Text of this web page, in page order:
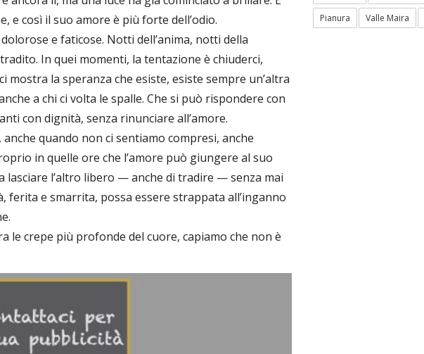
e così il suo amore è più forte dell’odio.
e faticose. Notti dell’anima, notti della
In quei momenti, la tentazione è chiuderci,
la speranza che esiste, esiste sempre un’altra
a chi ci volta le spalle. Che si può rispondere con
con dignità, senza rinunciare all’amore.
quando non ci sentiamo compresi, anche
in quelle ore che l’amore può giungere al suo
lasciare l’altro libero — anche di tradire — senza mai
ferita e smarrita, possa essere strappata all’inganno
le crepe più profonde del cuore, capiamo che non è
Pianura
Valle Maira